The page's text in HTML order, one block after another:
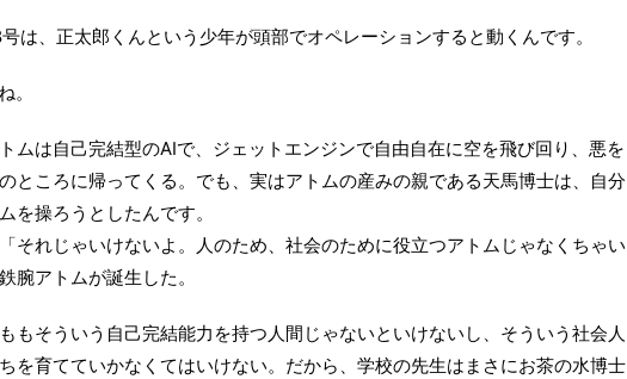
は、正太郎くんという少年が頭部でオペレーションすると動くんです。
。
ムは自己完結型のAIで、ジェットエンジンで自由自在に空を飛び回り、悪を
ところに帰ってくる。でも、実はアトムの産みの親である天馬博士は、自分
を操ろうとしたんです。
それじゃいけないよ。人のため、社会のために役立つアトムじゃなくちゃい
腕アトムが誕生した。
もそういう自己完結能力を持つ人間じゃないといけないし、そういう社会人
を育てていかなくてはいけない。だから、学校の先生はまさにお茶の水博士